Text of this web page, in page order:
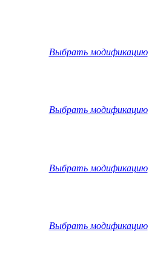
Выбрать модификацию
Выбрать модификацию
Выбрать модификацию
Выбрать модификацию